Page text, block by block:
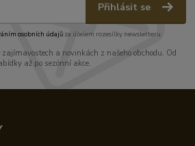
Přihlásit se
osobních údajůza účelem rozesílky newsletteru.
a novinkách z našeho obchodu. Od
až po sezónní akce.